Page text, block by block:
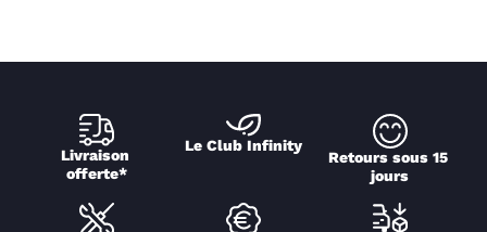
Livraison
offerte*
Le Club Infinity
Retours sous 15
jours